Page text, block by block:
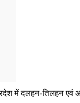
में दलहन-तिलहन एवं